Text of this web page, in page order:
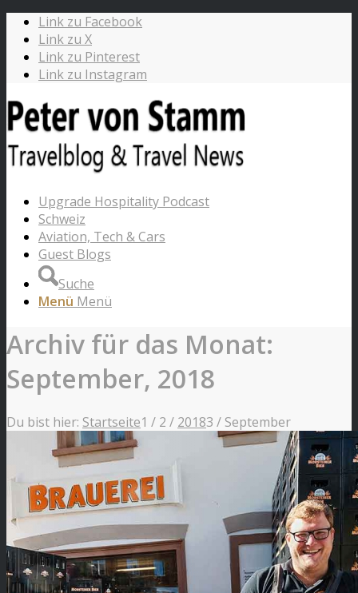
Link zu Facebook
Link zu X
Link zu Pinterest
Link zu Instagram
Upgrade Hospitality Podcast
Schweiz
Aviation, Tech & Cars
Guest Blogs
Suche
Menü Menü
Archiv für das Monat:
September, 2018
Du bist hier: Startseite1 / 2 / 20183 / September